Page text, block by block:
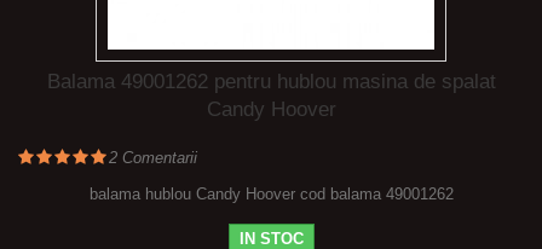
Balama 49001262 pentru hublou masina de spalat
Candy Hoover
2 Comentarii
balama hublou Candy Hoover cod balama 49001262
IN STOC